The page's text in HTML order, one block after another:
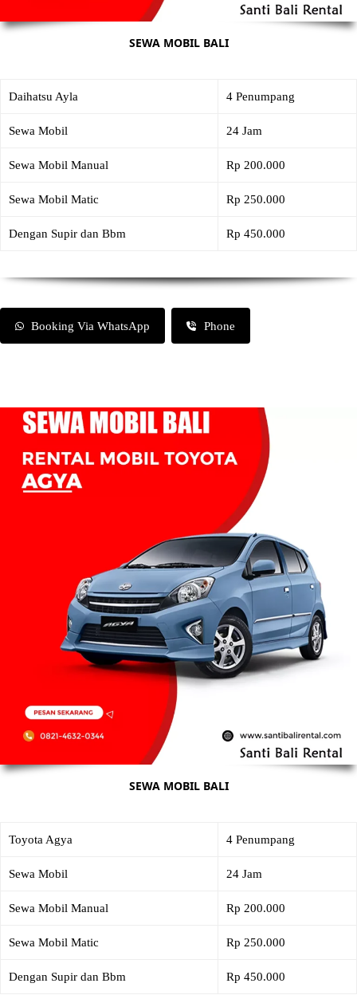
SEWA MOBIL BALI
Daihatsu Ayla 4 Penumpang
Sewa Mobil 24 Jam
Sewa Mobil Manual Rp 200.000
Sewa Mobil Matic Rp 250.000
Dengan Supir dan Bbm Rp 450.000
Booking Via WhatsApp Phone
SEWA MOBIL BALI
Toyota Agya 4 Penumpang
Sewa Mobil 24 Jam
Sewa Mobil Manual Rp 200.000
Sewa Mobil Matic Rp 250.000
Dengan Supir dan Bbm Rp 450.000